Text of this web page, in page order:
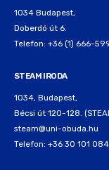
1034 Budapest,
Doberdó út 6.
Telefon: +36 (1) 666-
STEAM IRODA
1034, Budapest,
Bécsi út 120-128.
steam@uni-obuda.hu
Telefon: +36 30 101